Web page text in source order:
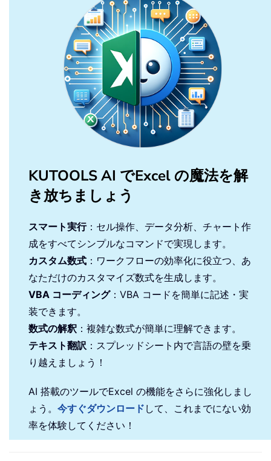
KUTOOLS AI でExcel の魔法を解
き放ちましょう
スマート実行：セル操作、データ分析、チャート作
成をすべてシンプルなコマンドで実現します。
カスタム数式 ：ワークフローの効率化に役立つ、あ
なただけのカスタマイズ数式を生成します。
VBA コーディング：VBA コードを簡単に記述・実
装できます。
数式の解釈 ：複雑な数式が簡単に理解できます。
テキスト翻訳 ：スプレッドシート内で言語の壁を乗
り越えましょう！
AI 搭載のツールでExcel の機能をさらに強化しまし
ょう。 今すぐダウンロード して、これまでにない効
率を体験してください！